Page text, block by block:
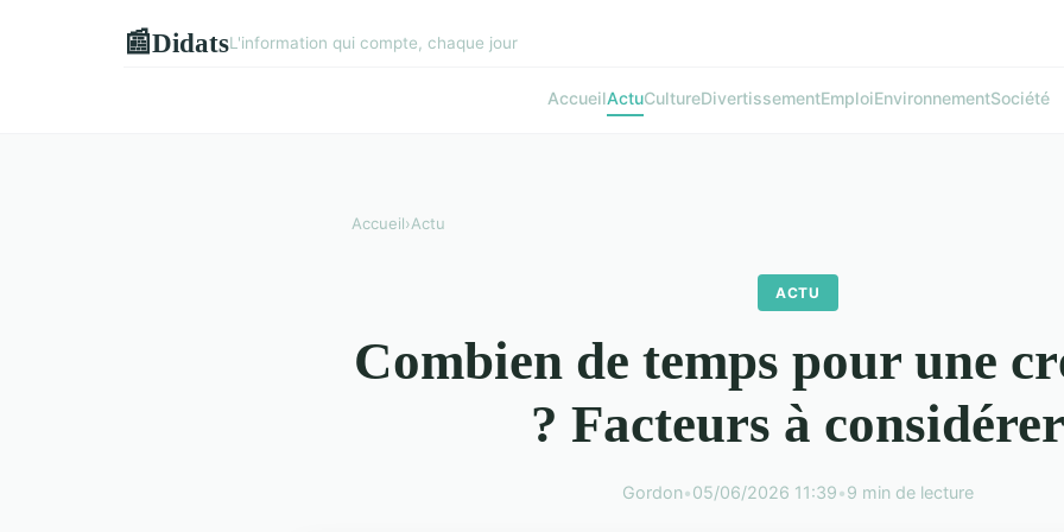
📰DidatsL'information qui compte, chaque jour
AccueilActuCultureDivertissementEmploiEnvironnementSociété
Accueil›Actu
ACTU
Combien de temps pour une
? Facteurs à considérer
Gordon•05/06/2026 11:39•9 min de lecture